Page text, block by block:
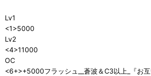
Lv1
<1>5000
Lv2
<4>11000
OC
<6+>+5000フラッシュ__蒼波＆C3以上_『お